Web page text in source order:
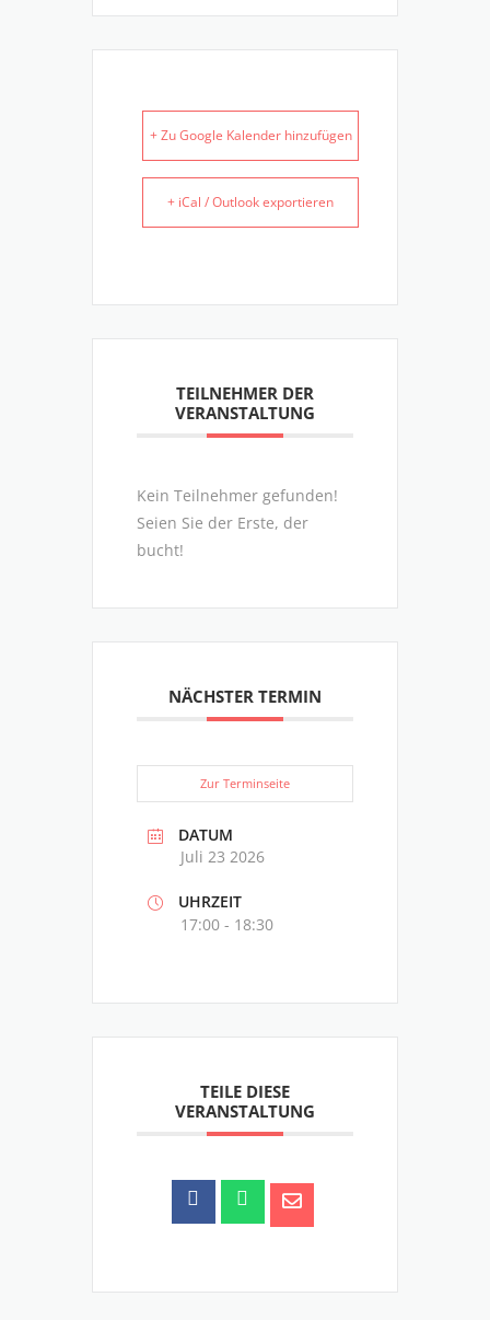
+ Zu Google Kalender hinzufügen
+ iCal / Outlook exportieren
TEILNEHMER DER
VERANSTALTUNG
Kein Teilnehmer gefunden!
Seien Sie der Erste, der
bucht!
NÄCHSTER TERMIN
Zur Terminseite
DATUM
Juli 23 2026
UHRZEIT
17:00 - 18:30
TEILE DIESE
VERANSTALTUNG